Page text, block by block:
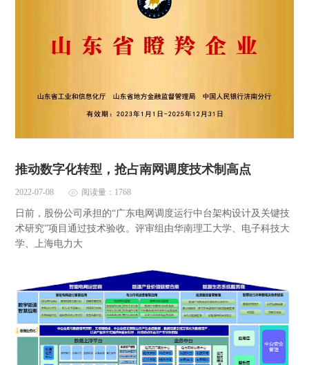
推动数字化转型，抢占南网调度技术制高点
2022-07-08 阅读量：1768
日前，股份公司承担的“广东电网调度运行中台架构设计及关键技
术研究”项目通过技术验收。评审组由华南理工大学、电子科技大
学、上海电力大